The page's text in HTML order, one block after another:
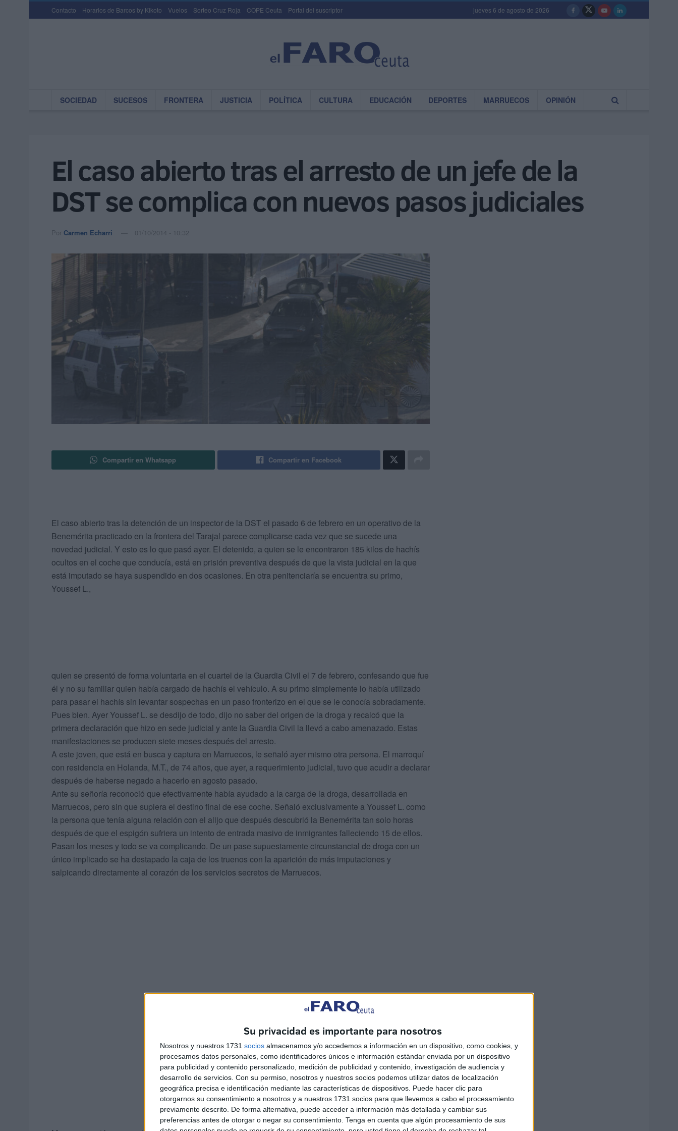
Su privacidad es importante para nosotros
Nosotros y nuestros 1731 socios almacenamos y/o accedemos a información en un dispositivo, como cookies, y
procesamos datos personales, como identificadores únicos e información estándar enviada por un dispositivo
para publicidad y contenido personalizado, medición de publicidad y contenido, investigación de audiencia y
desarrollo de servicios. Con su permiso, nosotros y nuestros socios podemos utilizar datos de localización
geográfica precisa e identificación mediante las características de dispositivos. Puede hacer clic para
otorgarnos su consentimiento a nosotros y a nuestros 1731 socios para que llevemos a cabo el procesamiento
previamente descrito. De forma alternativa, puede acceder a información más detallada y cambiar sus
preferencias antes de otorgar o negar su consentimiento. Tenga en cuenta que algún procesamiento de sus
Contacto Horarios de Barcos by Kikoto Vuelos Sorteo Cruz Roja COPE Ceuta Portal del suscriptor jueves 6 de agosto de 2026
SOCIEDAD SUCESOS FRONTERA JUSTICIA POLÍTICA CULTURA EDUCACIÓN DEPORTES MARRUECOS OPINIÓN
El caso abierto tras el arresto de un jefe de la
DST se complica con nuevos pasos judiciales
Por Carmen Echarri 01/10/2014 - 10:32
Compartir en Whatsapp Compartir en Facebook
El caso abierto tras la detención de un inspector de la DST el pasado 6 de febrero en un operativo de la
Benemérita practicado en la frontera del Tarajal parece complicarse cada vez que se sucede una
novedad judicial. Y esto es lo que pasó ayer. El detenido, a quien se le encontraron 185 kilos de hachís
ocultos en el coche que conducía, está en prisión preventiva después de que la vista judicial en la que
está imputado se haya suspendido en dos ocasiones. En otra penitenciaría se encuentra su primo,
Youssef L.,
quien se presentó de forma voluntaria en el cuartel de la Guardia Civil el 7 de febrero, confesando que fue
él y no su familiar quien había cargado de hachís el vehículo. A su primo simplemente lo había utilizado
para pasar el hachís sin levantar sospechas en un paso fronterizo en el que se le conocía sobradamente.
Pues bien. Ayer Youssef L. se desdijo de todo, dijo no saber del origen de la droga y recalcó que la
primera declaración que hizo en sede judicial y ante la Guardia Civil la llevó a cabo amenazado. Estas
manifestaciones se producen siete meses después del arresto.
A este joven, que está en busca y captura en Marruecos, le señaló ayer mismo otra persona. El marroquí
con residencia en Holanda, M.T., de 74 años, que ayer, a requerimiento judicial, tuvo que acudir a declarar
después de haberse negado a hacerlo en agosto pasado.
Ante su señoría reconoció que efectivamente había ayudado a la carga de la droga, desarrollada en
Marruecos, pero sin que supiera el destino final de ese coche. Señaló exclusivamente a Youssef L. como
la persona que tenía alguna relación con el alijo que después descubrió la Benemérita tan solo horas
después de que el espigón sufriera un intento de entrada masivo de inmigrantes falleciendo 15 de ellos.
Pasan los meses y todo se va complicando. De un pase supuestamente circunstancial de droga con un
único implicado se ha destapado la caja de los truenos con la aparición de más imputaciones y
salpicando directamente al corazón de los servicios secretos de Marruecos.
Investigaciones paralelas y nuevas buscas